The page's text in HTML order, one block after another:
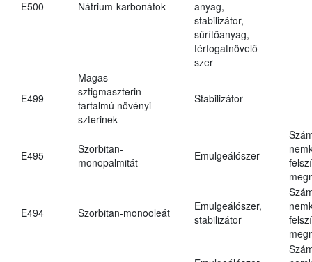
E500 Nátrium-karbonátok
anyag,
stabilizátor,
sűrítőanyag,
térfogatnövelő
szer
E499
Magas
sztigmaszterin-
tartalmú növényi
szterinek
Stabilizátor
E495
Szorbitan-
monopalmitát
Emulgeálószer
E494 Szorbitan-monooleát
Emulgeálószer,
stabilizátor